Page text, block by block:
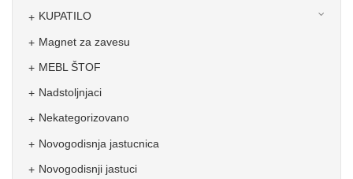
KUPATILO
Magnet za zavesu
MEBL ŠTOF
Nadstoljnjaci
Nekategorizovano
Novogodisnja jastucnica
Novogodisnji jastuci